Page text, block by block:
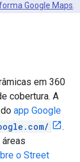
Google Maps.
em 360
cobertura. A
app Google
.
o Street